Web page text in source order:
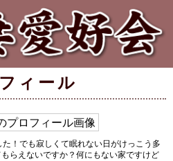
ィール
！でも寂しくて眠れない日がけっこう多
らえないですか？何にもない家ですけど